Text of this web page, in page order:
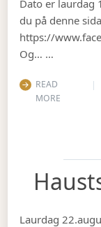
Dato er laurdag
du på denne
https://
Og… …
READ
MORE
Laurdag